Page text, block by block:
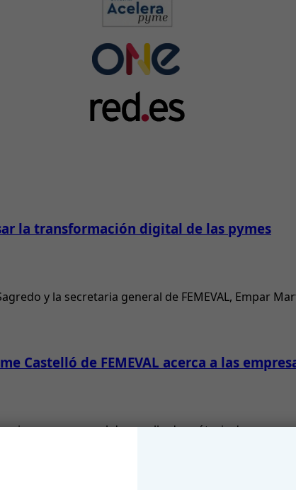
la transformación digital de las pymes
y la secretaria general de FEMEVAL, Empar
Castelló de FEMEVAL acerca a las
persona el desarrollo de prótesis de mano
emprendedoras